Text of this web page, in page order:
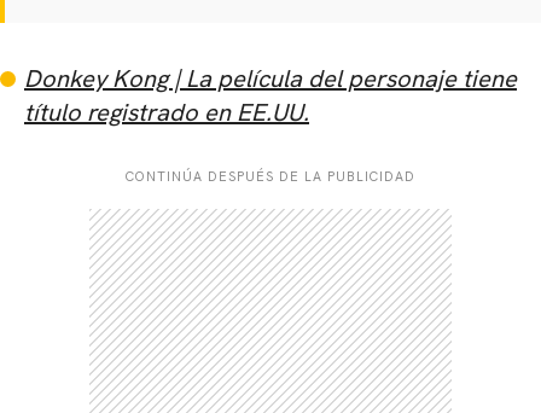
Donkey Kong | La película del personaje tiene
título registrado en EE.UU.
CONTINÚA DESPUÉS DE LA PUBLICIDAD